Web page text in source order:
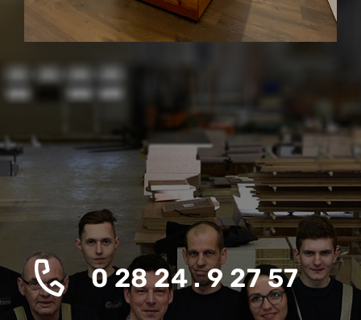
0 28 24 . 9 27 57